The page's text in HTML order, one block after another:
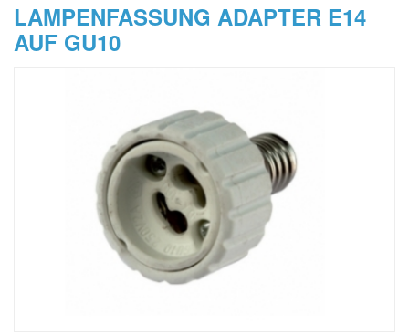
LAMPENFASSUNG ADAPTER E14
AUF GU10